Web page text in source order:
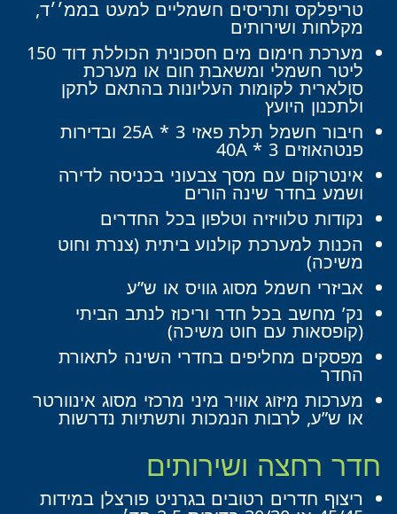
טריפלקס ותריסים חשמליים למעט בממ׳׳ד,
מקלחות ושירותים
מערכת חימום מים חסכונית הכוללת דוד 150
ליטר חשמלי ומשאבת חום או מערכת
סולארית לקומות העליונות בהתאם לתקן
ולתכנון היועץ
חיבור חשמל תלת פאזי 25A * 3 ובדירות
פנטהאוזים 40A * 3
אינטרקום עם מסך צבעוני בכניסה לדירה
ושמע בחדר שינה הורים
נקודות טלוויזיה וטלפון בכל החדרים
הכנות למערכת קולנוע ביתית (צנרת וחוט
משיכה)
אביזרי חשמל מסוג גוויס או ש”ע
נק’ מחשב בכל חדר וריכוז לנתב הביתי
(קופסאות עם חוט משיכה)
מפסקים מחליפים בחדרי השינה לתאורת
החדר
מערכות מיזוג אוויר מיני מרכזי מסוג אינוורטר
או ש”ע, לרבות הנמכות ותשתיות נדרשות
חדר רחצה ושירותים
ריצוף חדרים רטובים בגרניט פורצלן במידות